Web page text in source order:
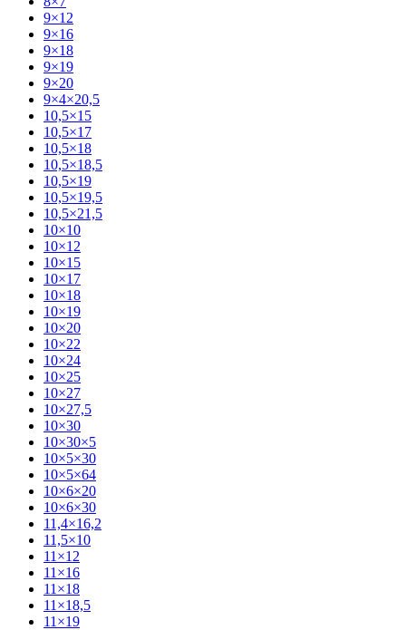
9×12
9×16
9×18
9×19
9×20
9×4×20,5
10,5×15
10,5×17
10,5×18
10,5×18,5
10,5×19
10,5×19,5
10,5×21,5
10×10
10×12
10×15
10×17
10×18
10×19
10×20
10×22
10×24
10×25
10×27
10×27,5
10×30
10×30×5
10×5×30
10×5×64
10×6×20
10×6×30
11,4×16,2
11,5×10
11×12
11×16
11×18
11×18,5
11×19